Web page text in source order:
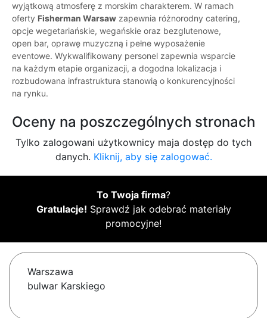
wyjątkową atmosferę z morskim charakterem. W ramach
oferty Fisherman Warsaw zapewnia różnorodny catering,
opcje wegetariańskie, wegańskie oraz bezglutenowe,
open bar, oprawę muzyczną i pełne wyposażenie
eventowe. Wykwalifikowany personel zapewnia wsparcie
na każdym etapie organizacji, a dogodna lokalizacja i
rozbudowana infrastruktura stanowią o konkurencyjności
na rynku.
Oceny na poszczególnych stronach
Tylko zalogowani użytkownicy maja dostęp do tych
danych. Kliknij, aby się zalogować.
To Twoja firma?
Gratulacje! Sprawdź jak odebrać materiały
promocyjne!
Warszawa
bulwar Karskiego